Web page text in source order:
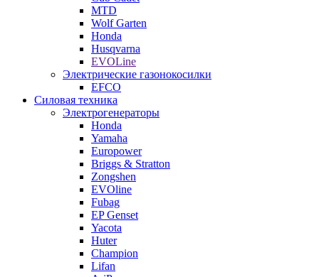
MTD
Wolf Garten
Honda
Husqvarna
EVOLine
Электрические газонокосилки
EFCO
Силовая техника
Электрогенераторы
Honda
Yamaha
Europower
Briggs & Stratton
Zongshen
EVOline
Fubag
EP Genset
Yacota
Huter
Champion
Lifan